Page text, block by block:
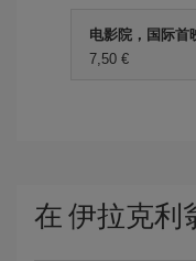
电影院，国际首
7,50 €
在 伊拉克利